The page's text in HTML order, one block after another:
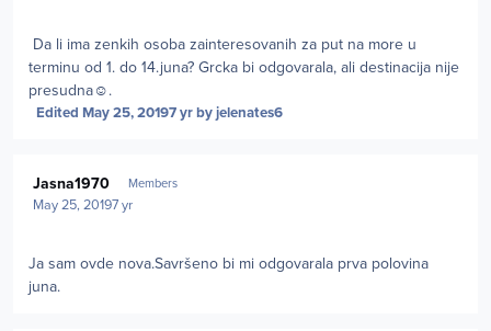
Da li ima zenkih osoba zainteresovanih za put na more u
terminu od 1. do 14.juna? Grcka bi odgovarala, ali destinacija nije
presudna☺.
Edited May 25, 20197 yrby jelenates6
Jasna1970 Members
May 25, 20197 yr
Ja sam ovde nova.Savršeno bi mi odgovarala prva polovina
juna.